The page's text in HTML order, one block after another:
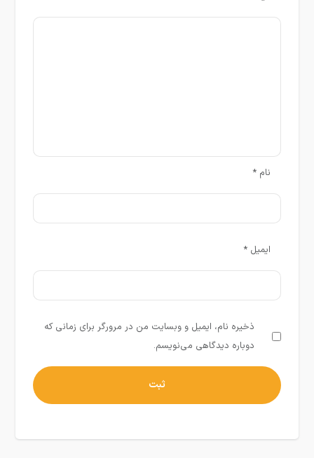
نام*
ایمیل*
ذخیره نام، ایمیل و وبسایت من در مرورگر برای زمانی که
دوباره دیدگاهی می‌نویسم.